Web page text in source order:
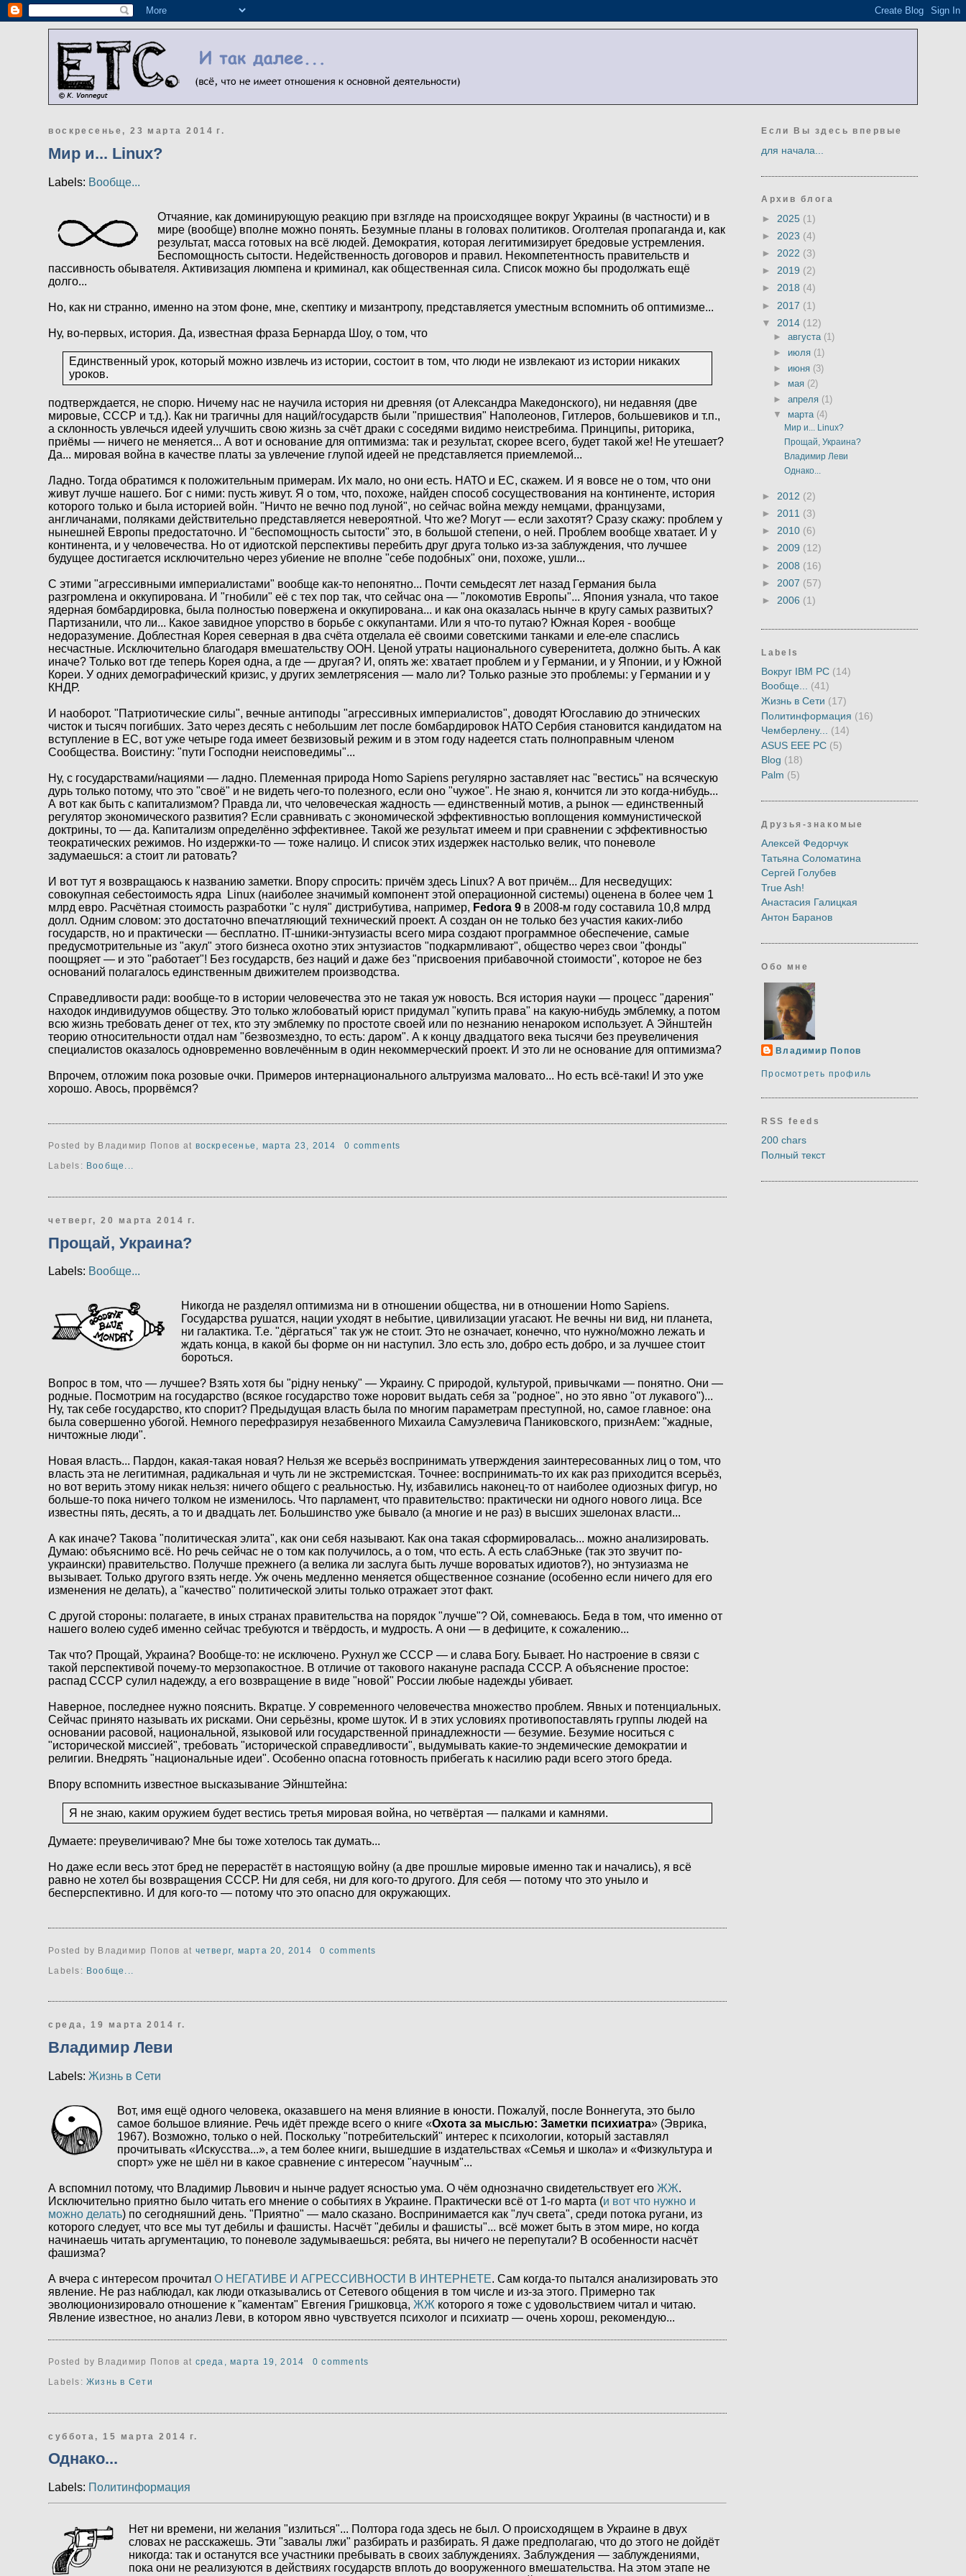
воскресенье, 23 марта 2014 г.
Мир и... Linux?
Labels: Вообще...
Отчаяние, как доминирующую реакцию при взгляде на происходящее вокруг Украины (в частности) и в
мире (вообще) вполне можно понять. Безумные планы в головах политиков. Оголтелая пропаганда и, как
результат, масса готовых на всё людей. Демократия, которая легитимизирует бредовые устремления.
Беспомощность сытости. Недейственность договоров и правил. Некомпетентность правительств и
пассивность обывателя. Активизация люмпена и криминал, как общественная сила. Список можно бы продолжать ещё
долго...
Но, как ни странно, именно на этом фоне, мне, скептику и мизантропу, представляется уместным вспомнить об оптимизме...
Ну, во-первых, история. Да, известная фраза Бернарда Шоу, о том, что
Единственный урок, который можно извлечь из истории, состоит в том, что люди не извлекают из истории никаких
уроков.
подтверждается, не спорю. Ничему нас не научила история ни древняя (от Александра Македонского), ни недавняя (две
мировые, СССР и т.д.). Как ни трагичны для наций/государств были "пришествия" Наполеонов, Гитлеров, большевиков и т.п.,
а склонность увлечься идеей улучшить свою жизнь за счёт драки с соседями видимо неистребима. Принципы, риторика,
приёмы — ничего не меняется... А вот и основание для оптимизма: так и результат, скорее всего, будет такой же! Не утешает?
Да... мировая война в качестве платы за увлечение глупой идеей не представляется приемлемой...
Ладно. Тогда обратимся к положительным примерам. Их мало, но они есть. НАТО и ЕС, скажем. И я вовсе не о том, что они
живут лучше нашего. Бог с ними: пусть живут. Я о том, что, похоже, найден способ сосуществования на континенте, история
которого только и была историей войн. "Ничто не вечно под луной", но сейчас война между немцами, французами,
англичанами, поляками действительно представляется невероятной. Что же? Могут — если захотят? Сразу скажу: проблем у
нынешней Европы предостаточно. И "беспомощность сытости" это, в большой степени, о ней. Проблем вообще хватает. И у
континента, и у человечества. Но от идиотской перспективы перебить друг друга только из-за заблуждения, что лучшее
будущее достигается исключительно через убиение не вполне "себе подобных" они, похоже, ушли...
С этими "агрессивными империалистами" вообще как-то непонятно... Почти семьдесят лет назад Германия была
разгромлена и оккупирована. И "гнобили" её с тех пор так, что сейчас она — "локомотив Европы"... Япония узнала, что такое
ядерная бомбардировка, была полностью повержена и оккупирована... и как она оказалась нынче в кругу самых развитых?
Партизанили, что ли... Какое завидное упорство в борьбе с оккупантами. Или я что-то путаю? Южная Корея - вообще
недоразумение. Доблестная Корея северная в два счёта отделала её своими советскими танками и еле-еле спаслись
несчастные. Исключительно благодаря вмешательству ООН. Ценой утраты национального суверенитета, должно быть. А как
иначе? Только вот где теперь Корея одна, а где — другая? И, опять же: хватает проблем и у Германии, и у Японии, и у Южной
Кореи. У одних демографический кризис, у других землетрясения — мало ли? Только разные это проблемы: у Германии и у
КНДР.
И наоборот. "Патриотические силы", вечные антиподы "агрессивных империалистов", доводят Югославию до этнических
чисток и тысяч погибших. Зато через десять с небольшим лет после бомбардировок НАТО Сербия становится кандидатом на
вступление в ЕС, вот уже четыре года имеет безвизовый режим и в этом году надеется стать полноправным членом
Сообщества. Воистину: "пути Господни неисповедимы"...
Ну, с государствами/нациями — ладно. Племенная природа Homo Sapiens регулярно заставляет нас "вестись" на всяческую
дурь только потому, что это "своё" и не видеть чего-то полезного, если оно "чужое". Не знаю я, кончится ли это когда-нибудь...
А вот как быть с капитализмом? Правда ли, что человеческая жадность — единственный мотив, а рынок — единственный
регулятор экономического развития? Если сравнивать с экономической эффективностью воплощения коммунистической
доктрины, то — да. Капитализм определённо эффективнее. Такой же результат имеем и при сравнении с эффективностью
теократических режимов. Но издержки-то — тоже налицо. И список этих издержек настолько велик, что поневоле
задумаешься: а стоит ли ратовать?
И вот тут я возвращаюсь к названию заметки. Впору спросить: причём здесь Linux? А вот причём... Для несведущих:
cовокупная себестоимость ядра Linux (наиболее значимый компонент этой операционной системы) оценена в более чем 1
млрд евро. Расчётная стоимость разработки "с нуля" дистрибутива, например, Fedora 9 в 2008-м году составила 10,8 млрд
долл. Одним словом: это достаточно впечатляющий технический проект. А создан он не только без участия каких-либо
государств, но и практически — бесплатно. IT-шники-энтузиасты всего мира создают программное обеспечение, самые
предусмотрительные из "акул" этого бизнеса охотно этих энтузиастов "подкармливают", общество через свои "фонды"
поощряет — и это "работает"! Без государств, без наций и даже без "присвоения прибавочной стоимости", которое не без
оснований полагалось единственным движителем производства.
Справедливости ради: вообще-то в истории человечества это не такая уж новость. Вся история науки — процесс "дарения"
находок индивидуумов обществу. Это только жлобоватый юрист придумал "купить права" на какую-нибудь эмблемку, а потом
всю жизнь требовать денег от тех, кто эту эмблемку по простоте своей или по незнанию ненароком использует. А Эйнштейн
теорию относительности отдал нам "безвозмездно, то есть: даром". А к концу двадцатого века тысячи без преувеличения
специалистов оказалось одновременно вовлечённым в один некоммерческий проект. И это ли не основание для оптимизма?
Впрочем, отложим пока розовые очки. Примеров интернационального альтруизма маловато... Но есть всё-таки! И это уже
хорошо. Авось, прорвёмся?
Posted by Владимир Попов at воскресенье, марта 23, 2014 0 comments
Labels: Вообще...
четверг, 20 марта 2014 г.
Прощай, Украина?
Labels: Вообще...
Никогда не разделял оптимизма ни в отношении общества, ни в отношении Homo Sapiens.
Государства рушатся, нации уходят в небытие, цивилизации угасают. Не вечны ни вид, ни планета,
ни галактика. Т.е. "дёргаться" так уж не стоит. Это не означает, конечно, что нужно/можно лежать и
ждать конца, в какой бы форме он ни наступил. Зло есть зло, добро есть добро, и за лучшее стоит
бороться.
Вопрос в том, что — лучшее? Взять хотя бы "рiдну неньку" — Украину. С природой, культурой, привычками — понятно. Они —
родные. Посмотрим на государство (всякое государство тоже норовит выдать себя за "родное", но это явно "от лукавого")...
Ну, так себе государство, кто спорит? Предыдущая власть была по многим параметрам преступной, но, самое главное: она
была совершенно убогой. Немного перефразируя незабвенного Михаила Самуэлевича Паниковского, признАем: "жадные,
ничтожные люди".
Новая власть... Пардон, какая-такая новая? Нельзя же всерьёз воспринимать утверждения заинтересованных лиц о том, что
власть эта не легитимная, радикальная и чуть ли не экстремистская. Точнее: воспринимать-то их как раз приходится всерьёз,
но вот верить этому никак нельзя: ничего общего с реальностью. Ну, избавились наконец-то от наиболее одиозных фигур, но
больше-то пока ничего толком не изменилось. Что парламент, что правительство: практически ни одного нового лица. Все
известны пять, десять, а то и двадцать лет. Большинство уже бывало (а многие и не раз) в высших эшелонах власти...
А как иначе? Такова "политическая элита", как они себя называют. Как она такая сформировалась... можно анализировать.
Думаю: объяснимо всё. Но речь сейчас не о том как получилось, а о том, что есть. А есть слабЭньке (так это звучит по-
украински) правительство. Получше прежнего (а велика ли заслуга быть лучше вороватых идиотов?), но энтузиазма не
вызывает. Только другого взять негде. Уж очень медленно меняется общественное сознание (особенно если ничего для его
изменения не делать), а "качество" политической элиты только отражает этот факт.
С другой стороны: полагаете, в иных странах правительства на порядок "лучше"? Ой, сомневаюсь. Беда в том, что именно от
нашего волею судеб именно сейчас требуются и твёрдость, и мудрость. А они — в дефиците, к сожалению...
Так что? Прощай, Украина? Вообще-то: не исключено. Рухнул же СССР — и слава Богу. Бывает. Но настроение в связи с
такой перспективой почему-то мерзопакостное. В отличие от такового накануне распада СССР. А объяснение простое:
распад СССР сулил надежду, а его возвращение в виде "новой" России любые надежды убивает.
Наверное, последнее нужно пояснить. Вкратце. У современного человечества множество проблем. Явных и потенциальных.
Сейчас принято называть их рисками. Они серьёзны, кроме шуток. И в этих условиях противопоставлять группы людей на
основании расовой, национальной, языковой или государственной принадлежности — безумие. Безумие носиться с
"исторической миссией", требовать "исторической справедливости", выдумывать какие-то эндемические демократии и
религии. Внедрять "национальные идеи". Особенно опасна готовность прибегать к насилию ради всего этого бреда.
Впору вспомнить известное высказывание Эйнштейна:
Я не знаю, каким оружием будет вестись третья мировая война, но четвёртая — палками и камнями.
Думаете: преувеличиваю? Мне бы тоже хотелось так думать...
Но даже если весь этот бред не перерастёт в настоящую войну (а две прошлые мировые именно так и начались), я всё
равно не хотел бы возвращения СССР. Ни для себя, ни для кого-то другого. Для себя — потому что это уныло и
бесперспективно. И для кого-то — потому что это опасно для окружающих.
Posted by Владимир Попов at четверг, марта 20, 2014 0 comments
Labels: Вообще...
среда, 19 марта 2014 г.
Владимир Леви
Labels: Жизнь в Сети
Вот, имя ещё одного человека, оказавшего на меня влияние в юности. Пожалуй, после Воннегута, это было
самое большое влияние. Речь идёт прежде всего о книге «Охота за мыслью: Заметки психиатра» (Эврика,
1967). Возможно, только о ней. Поскольку "потребительский" интерес к психологии, который заставлял
прочитывать «Искусства...», а тем более книги, вышедшие в издательствах «Семья и школа» и «Физкультура и
спорт» уже не шёл ни в какое сравнение с интересом "научным"...
А вспомнил потому, что Владимир Львович и нынче радует ясностью ума. О чём однозначно свидетельствует его ЖЖ.
Исключительно приятно было читать его мнение о событиях в Украине. Практически всё от 1-го марта (и вот что нужно и
можно делать) по сегодняшний день. "Приятно" — мало сказано. Воспринимается как "луч света", среди потока ругани, из
которого следует, что все мы тут дебилы и фашисты. Насчёт "дебилы и фашисты"... всё может быть в этом мире, но когда
начинаешь читать аргументацию, то поневоле задумываешься: ребята, вы ничего не перепутали? В особенности насчёт
фашизма?
А вчера с интересом прочиталО НЕГАТИВЕ И АГРЕССИВНОСТИ В ИНТЕРНЕТЕ. Сам когда-то пытался анализировать это
явление. Не раз наблюдал, как люди отказывались от Сетевого общения в том числе и из-за этого. Примерно так
эволюционизировало отношение к "каментам" Евгения Гришковца, ЖЖ которого я тоже с удовольствием читал и читаю.
Явление известное, но анализ Леви, в котором явно чувствуется психолог и психиатр — очень хорош, рекомендую...
Posted by Владимир Попов at среда, марта 19, 2014 0 comments
Labels:Жизнь в Сети
суббота, 15 марта 2014 г.
Однако...
Labels: Политинформация
Нет ни времени, ни желания "излиться"... Полтора года здесь не был. О происходящем в Украине в двух
словах не расскажешь. Эти "завалы лжи" разбирать и разбирать. Я даже предполагаю, что до этого не дойдёт
никогда: так и останутся все участники пребывать в своих заблуждениях. Заблуждения — заблуждениями,
пока они не реализуются в действиях государств вплоть до вооруженного вмешательства. На этом этапе не
Если Вы здесь впервые
для начала...
Архив блога
► 2025 (1)
► 2023 (4)
► 2022 (3)
►2019 (2)
►2018 (4)
► 2017 (1)
▼ 2014 (12)
►августа (1)
► июля (1)
► июня (3)
► мая (2)
►апреля (1)
▼ марта (4)
Мир и... Linux?
Прощай, Украина?
Владимир Леви
Однако...
► 2012 (2)
► 2011 (3)
►2010 (6)
►2009 (12)
► 2008 (16)
► 2007 (57)
► 2006 (1)
Labels
Вокруг IBM PC (14)
Вообще... (41)
Жизнь в Сети (17)
Политинформация (16)
Чемберлену...
(14)
ASUS EEE PC (5)
Blog (18)
Palm (5)
Друзья-знакомые
Алексей Федорчук
Татьяна Соломатина
Сергей Голубев
True Ash!
Анастасия Галицкая
Антон Баранов
Обо мне
Владимир Попов
Просмотреть профиль
RSS feeds
200 chars
Полный текст